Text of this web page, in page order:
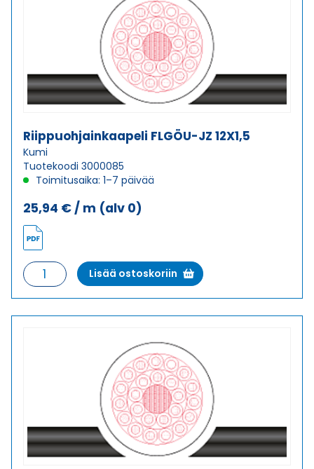
Riippuohjainkaapeli FLGÖU-JZ 12X1,5
Kumi
Tuotekoodi 3000085
Toimitusaika: 1–7 päivää
25,94 € / m (alv 0)
Riippuohjainkaapeli
FLGÖU-
JZ
Lisää ostoskoriin